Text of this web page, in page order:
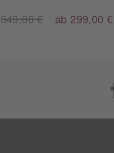
349,00 € ab 299,00 €